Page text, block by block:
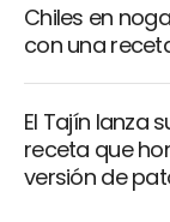
Chiles en
con una
El Tajín lanza
receta que
versión de